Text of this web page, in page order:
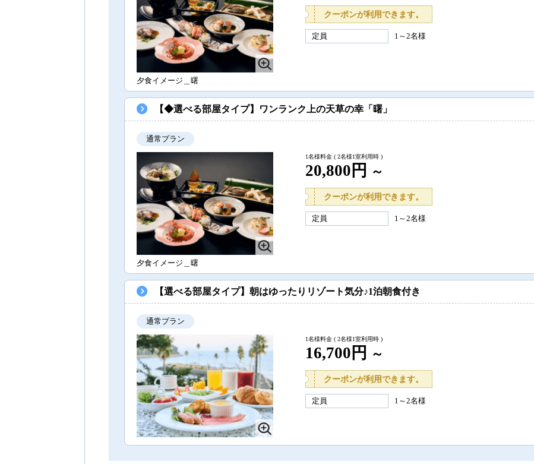
夕食イメージ＿曙
クーポンが利用できます。
定員 1～2名様
【◆選べる部屋タイプ】ワンランク上の天草の幸「曙」
通常プラン
夕食イメージ＿曙
1名様料金 ( 2名様1室利用時 )
20,800円 ～
クーポンが利用できます。
定員 1～2名様
【選べる部屋タイプ】朝はゆったりリゾート気分♪1泊朝食付き
通常プラン
1名様料金 ( 2名様1室利用時 )
16,700円 ～
クーポンが利用できます。
定員 1～2名様